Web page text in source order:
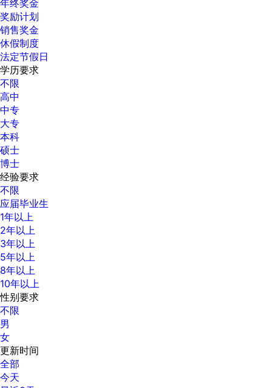
年终奖金
奖励计划
销售奖金
休假制度
法定节假日
学历要求
不限
高中
中专
大专
本科
硕士
博士
经验要求
不限
应届毕业生
1年以上
2年以上
3年以上
5年以上
8年以上
10年以上
性别要求
不限
男
女
更新时间
全部
今天